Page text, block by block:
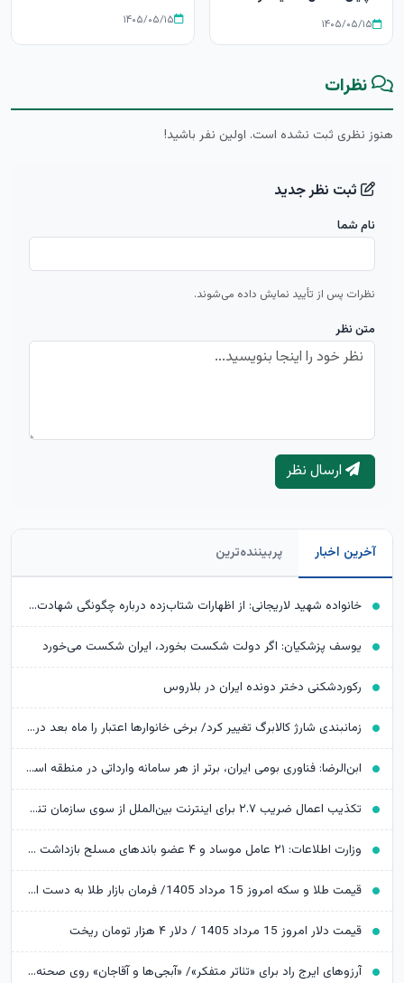
۱۴۰۵/۰۵/۱۵ ۱۴۰۵/۰۵/۱۵
نظرات
هنوز نظری ثبت نشده است. اولین نفر باشید!
ثبت نظر جدید
نام شما
نظرات پس از تأیید نمایش داده می‌شوند.
متن نظر
ارسال نظر
آخرین اخبار پربیننده‌ترین
خانواده شهید لاریجانی: از اظهارات شتاب‌زده درباره چگونگی شهادت اجتناب کنید
یوسف پزشکیان: اگر دولت شکست بخورد، ایران شکست می‌خورد
رکوردشکنی دختر دونده ایران در بلاروس
زمانبندی شارژ کالابرگ تغییر کرد/ برخی خانوارها اعتبار را ماه بعد دریافت می‌کنند
ابن‌الرضا: فناوری بومی ایران، برتر از هر سامانه وارداتی در منطقه است
تکذیب اعمال ضریب ۲.۷ برای اینترنت بین‌الملل از سوی سازمان تنظیم مقررات
وزارت اطلاعات: ۲۱ عامل موساد و ۴ عضو باندهای مسلح بازداشت شدند
قیمت طلا و سکه امروز 15 مرداد 1405/ فرمان بازار طلا به دست اونس جهانی افتاد
قیمت دلار امروز 15 مرداد 1405 / دلار ۴ هزار تومان ریخت
آرزوهای ایرج راد برای «تئاتر متفکر»/ «آبجی‌ها و آقاجان» روی صحنه می‌رود